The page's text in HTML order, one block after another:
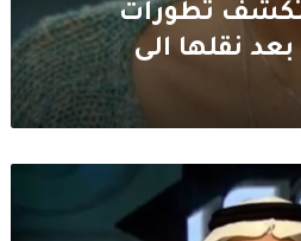
تطورات
نقلها الى